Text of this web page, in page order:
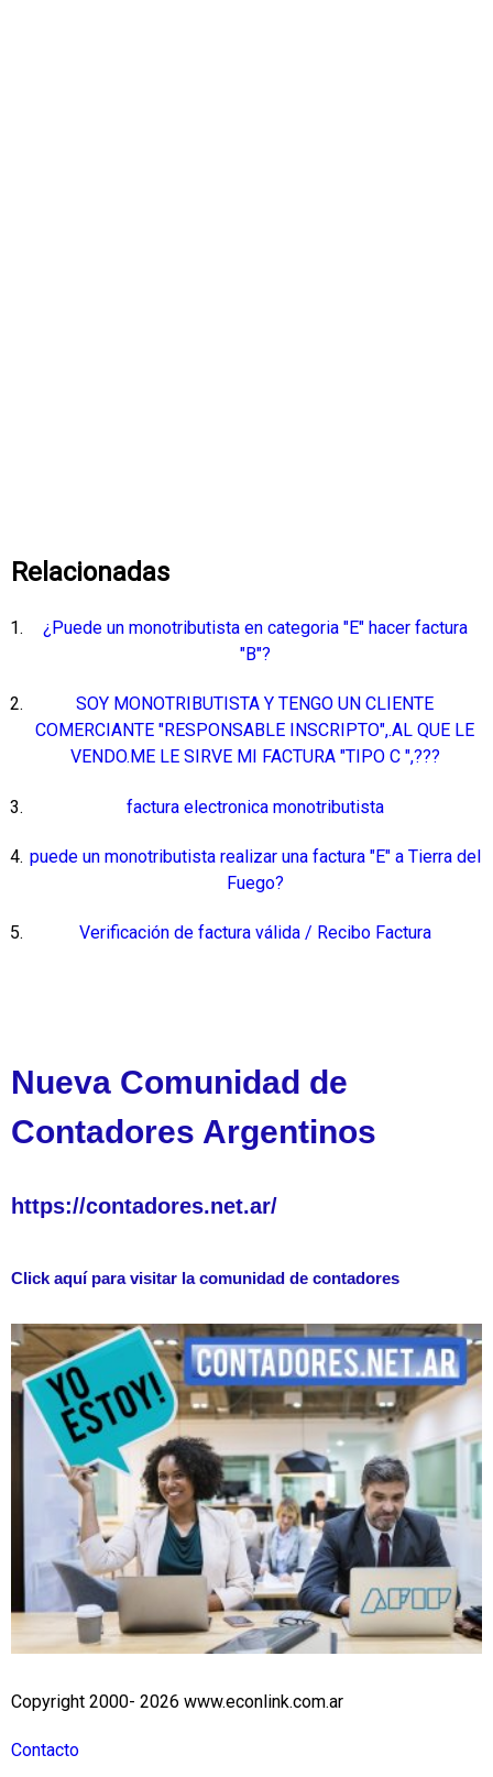
Relacionadas
¿Puede un monotributista en categoria "E" hacer factura
"B"?
SOY MONOTRIBUTISTA Y TENGO UN CLIENTE
COMERCIANTE "RESPONSABLE INSCRIPTO",.AL QUE LE
VENDO.ME LE SIRVE MI FACTURA "TIPO C ",???
factura electronica monotributista
puede un monotributista realizar una factura "E" a Tierra del
Fuego?
Verificación de factura válida / Recibo Factura
Nueva Comunidad de
Contadores Argentinos
https://contadores.net.ar/
Click aquí para visitar la comunidad de contadores
Copyright 2000- 2026 www.econlink.com.ar
Contacto